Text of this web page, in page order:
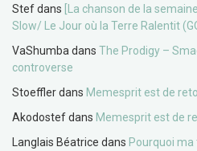
Stefdans
[La chanson de la
Slow/ Le Jour où la Terre Ralentit
VaShumba dans The Prodigy –
controverse
Stoefflerdans Memesprit est de
Akodostefdans Memesprit est de
Langlais Béatrice dans Pourquoi